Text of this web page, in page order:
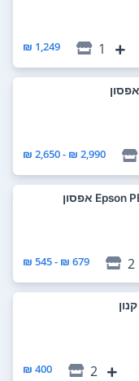
1
1,249 ₪
2,990 ₪ - 2,650 ₪
2
679 ₪ - 545 ₪
2
400 ₪